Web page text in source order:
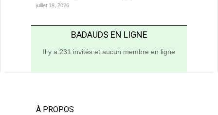
juillet 19, 2026
BADAUDS EN LIGNE
Il y a 231 invités et aucun membre en ligne
À PROPOS